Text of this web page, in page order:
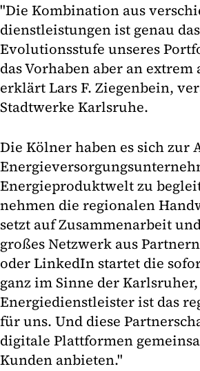
"Die Kombination aus
dienstleistungen ist genau
Evolutionsstufe unseres
das Vorhaben aber an
erklärt Lars F. Ziegenbein,
Stadtwerke Karlsruhe.
Die Kölner haben es sich zur
Energieproduktwelt zu
nehmen die regionalen
setzt auf Zusammenarbeit
großes Netzwerk aus
oder LinkedIn startet die
ganz im Sinne der
Energiedienstleister ist das
für uns. Und diese
digitale Plattformen
Kunden anbieten."